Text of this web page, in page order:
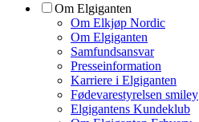
Om Elgiganten
Om Elkjøp Nordic
Om Elgiganten
Samfundsansvar
Presseinformation
Karriere i Elgiganten
Fødevarestyrelsen smiley
Elgigantens Kundeklub